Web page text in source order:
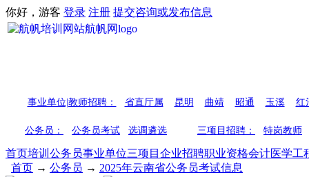
你好，游客 登录 注册 提交咨询或发布信息
事业单位|教师招聘： 省直厅属 昆明 曲靖 昭通 玉溪 红
公务员： 公务员考试 选调遴选 三项目招聘： 特岗教师
首页培训 公务员事业单位三项目 企业招聘职业资格会计医学工
首页 → 公务员 → 2025年云南省公务员考试信息